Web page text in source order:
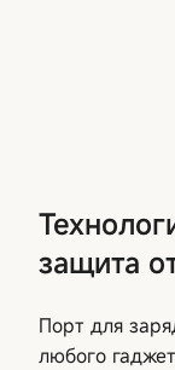
защита
Порт для
любого